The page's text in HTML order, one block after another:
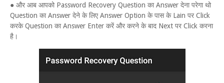
● और आब आपको Password Recovery Question का Answer देना परेगा थो
Question का Answer देने के लिए Answer Option के पास के Lain पर Click
करके Question का Answer Enter करें और करने के बाद Next पर Click करना
है।